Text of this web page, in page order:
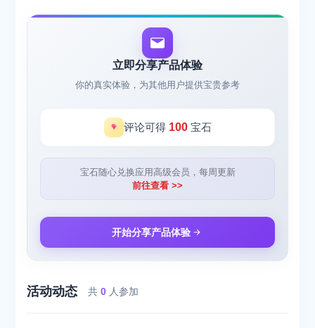
立即分享产品体验
你的真实体验，为其他用户提供宝贵参考
评论可得 100宝石
宝石随心兑换应用高级会员，每周更新
前往查看 >>
开始分享产品体验
活动动态 共0 人参加